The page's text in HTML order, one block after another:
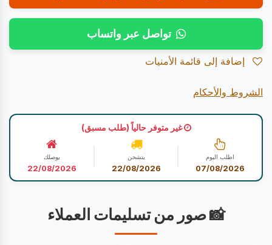
تواصل عبر واتساب
الشروط والأحكام
غير متوفر حالياً (طلب مسبق)
اطلب اليوم
07/08/2026
يتشحن
22/08/2026
يوصلك
22/08/2026
📸 صور من تسليمات العملاء